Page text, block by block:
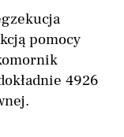
pomocy
4926